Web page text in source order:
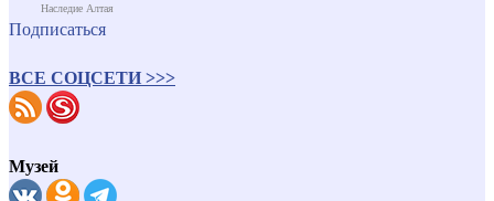
Наследие Алтая
Подписаться
ВСЕ СОЦСЕТИ >>>
Музей